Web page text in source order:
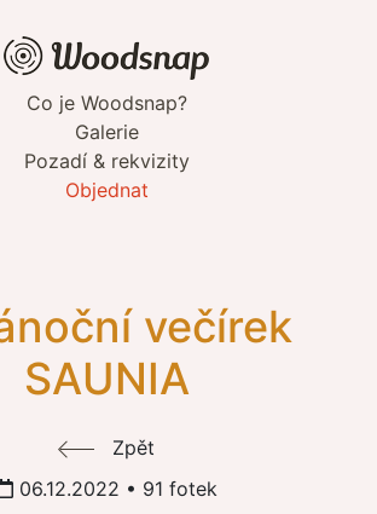
Co je Woodsnap?
Galerie
Pozadí & rekvizity
Objednat
večírek
SAUNIA
Zpět
06.12.2022 • 91 fotek